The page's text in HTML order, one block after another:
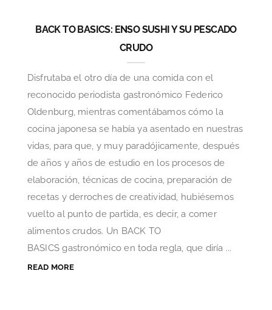
BACK TO BASICS: ENSO SUSHI Y SU PESCADO
CRUDO
Disfrutaba el otro día de una comida con el
reconocido periodista gastronómico Federico
Oldenburg, mientras comentábamos cómo la
cocina japonesa se había ya asentado en nuestras
vidas, para que, y muy paradójicamente, después
de años y años de estudio en los procesos de
elaboración, técnicas de cocina, preparación de
recetas y derroches de creatividad, hubiésemos
vuelto al punto de partida, es decir, a comer
alimentos crudos. Un BACK TO
BASICS gastronómico en toda regla, que diría ...
READ MORE